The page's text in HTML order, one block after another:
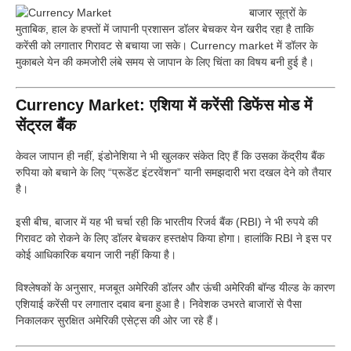
बाजार सूत्रों के
मुताबिक, हाल के हफ्तों में जापानी प्रशासन डॉलर बेचकर येन खरीद रहा है ताकि
करेंसी को लगातार गिरावट से बचाया जा सके। Currency market में डॉलर के
मुकाबले येन की कमजोरी लंबे समय से जापान के लिए चिंता का विषय बनी हुई है।
Currency Market: एशिया में करेंसी डिफेंस मोड में
सेंट्रल बैंक
केवल जापान ही नहीं, इंडोनेशिया ने भी खुलकर संकेत दिए हैं कि उसका केंद्रीय बैंक
रुपिया को बचाने के लिए “प्रूडेंट इंटरवेंशन” यानी समझदारी भरा दखल देने को तैयार
है।
इसी बीच, बाजार में यह भी चर्चा रही कि भारतीय रिजर्व बैंक (RBI) ने भी रुपये की
गिरावट को रोकने के लिए डॉलर बेचकर हस्तक्षेप किया होगा। हालांकि RBI ने इस पर
कोई आधिकारिक बयान जारी नहीं किया है।
विश्लेषकों के अनुसार, मजबूत अमेरिकी डॉलर और ऊंची अमेरिकी बॉन्ड यील्ड के कारण
एशियाई करेंसी पर लगातार दबाव बना हुआ है। निवेशक उभरते बाजारों से पैसा
निकालकर सुरक्षित अमेरिकी एसेट्स की ओर जा रहे हैं।